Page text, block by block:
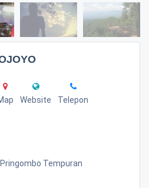
Website Telepon
Tempuran